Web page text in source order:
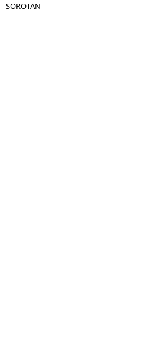
SOROTAN